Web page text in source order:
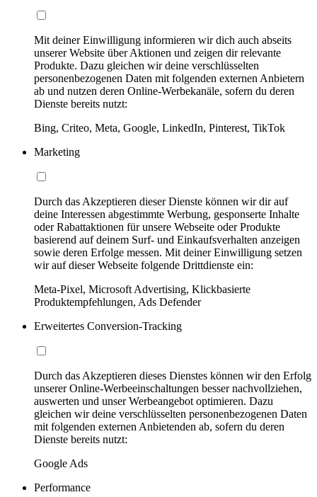
Mit deiner Einwilligung informieren wir dich auch abseits
unserer Website über Aktionen und zeigen dir relevante
Produkte. Dazu gleichen wir deine verschlüsselten
personenbezogenen Daten mit folgenden externen Anbietern
ab und nutzen deren Online-Werbekanäle, sofern du deren
Dienste bereits nutzt:
Bing, Criteo, Meta, Google, LinkedIn, Pinterest, TikTok
Marketing
Durch das Akzeptieren dieser Dienste können wir dir auf
deine Interessen abgestimmte Werbung, gesponserte Inhalte
oder Rabattaktionen für unsere Webseite oder Produkte
basierend auf deinem Surf- und Einkaufsverhalten anzeigen
sowie deren Erfolge messen. Mit deiner Einwilligung setzen
wir auf dieser Webseite folgende Drittdienste ein:
Meta-Pixel, Microsoft Advertising, Klickbasierte
Produktempfehlungen, Ads Defender
Erweitertes Conversion-Tracking
Durch das Akzeptieren dieses Dienstes können wir den Erfolg
unserer Online-Werbeeinschaltungen besser nachvollziehen,
auswerten und unser Werbeangebot optimieren. Dazu
gleichen wir deine verschlüsselten personenbezogenen Daten
mit folgenden externen Anbietenden ab, sofern du deren
Dienste bereits nutzt:
Google Ads
Performance